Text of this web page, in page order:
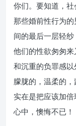
你们。要知道，社
那些婚前性行为
间的最后一层轻纱
他们的性欲匆匆
和沉重的负罪感
朦胧的，温柔的
实在是把应该加
心中，懊悔不已！